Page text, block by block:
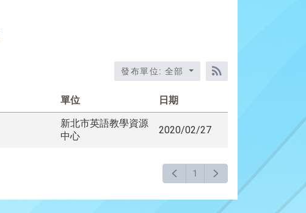
發布單位: 全部
RSS訂閱
單位 日期
新北市英語教學資源
中心
2020/02/27
1